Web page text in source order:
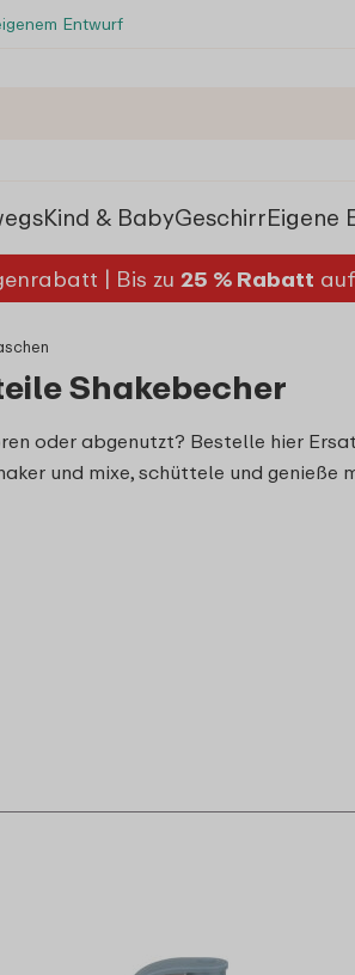
Entwurf
Kind & BabyGeschirrEigene
| Bis zu 25 % Rabatt
Shakebecher
oder abgenutzt? Bestelle hier
und mixe, schüttele und genieße